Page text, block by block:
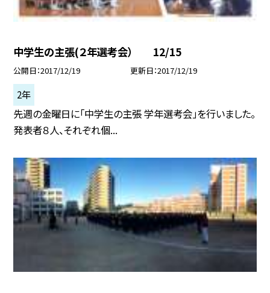
中学生の主張(２年選考会） 12/15
公開日 2017/12/19 更新日 2017/12/19
2年
先週の金曜日に「中学生の主張 学年選考会」を行いました。
発表者８人、それぞれ個...